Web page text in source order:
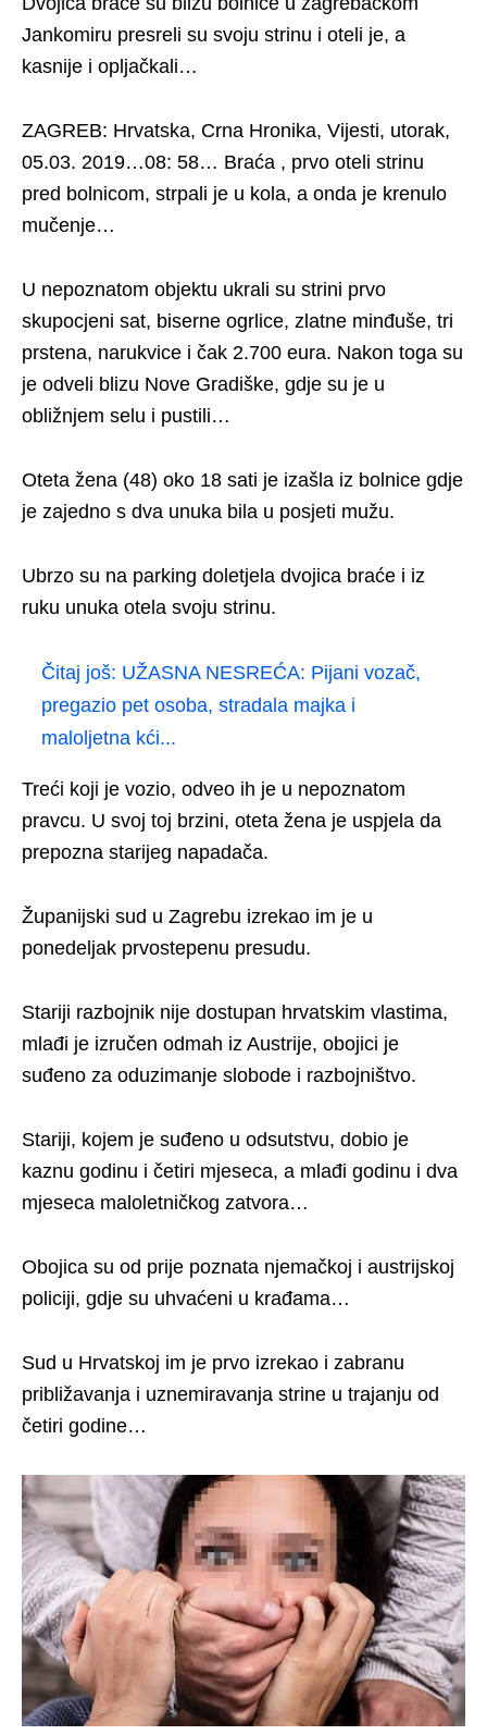
Jankomiru presreli su svoju strinu i oteli je, a
kasnije i opljačkali…
ZAGREB: Hrvatska, Crna Hronika, Vijesti, utorak,
05.03. 2019…08: 58… Braća , prvo oteli strinu
pred bolnicom, strpali je u kola, a onda je krenulo
mučenje…
U nepoznatom objektu ukrali su strini prvo
skupocjeni sat, biserne ogrlice, zlatne minđuše, tri
prstena, narukvice i čak 2.700 eura. Nakon toga su
je odveli blizu Nove Gradiške, gdje su je u
obližnjem selu i pustili…
Oteta žena (48) oko 18 sati je izašla iz bolnice gdje
je zajedno s dva unuka bila u posjeti mužu.
Ubrzo su na parking doletjela dvojica braće i iz
ruku unuka otela svoju strinu.
Čitaj još: UŽASNA NESREĆA: Pijani vozač,
pregazio pet osoba, stradala majka i
maloljetna kći...
Treći koji je vozio, odveo ih je u nepoznatom
pravcu. U svoj toj brzini, oteta žena je uspjela da
prepozna starijeg napadača.
Županijski sud u Zagrebu izrekao im je u
ponedeljak prvostepenu presudu.
Stariji razbojnik nije dostupan hrvatskim vlastima,
mlađi je izručen odmah iz Austrije, obojici je
suđeno za oduzimanje slobode i razbojništvo.
Stariji, kojem je suđeno u odsutstvu, dobio je
kaznu godinu i četiri mjeseca, a mlađi godinu i dva
mjeseca maloletničkog zatvora…
Obojica su od prije poznata njemačkoj i austrijskoj
policiji, gdje su uhvaćeni u krađama…
Sud u Hrvatskoj im je prvo izrekao i zabranu
približavanja i uznemiravanja strine u trajanju od
četiri godine…